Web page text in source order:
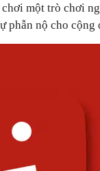
một trò chơi
phẫn nộ cho cộng